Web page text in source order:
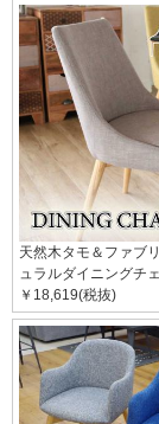
天然木タモ＆ファブ
ュラルダイニングチ
￥18,619(税抜)